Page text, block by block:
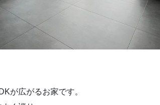
が広がるお家です。